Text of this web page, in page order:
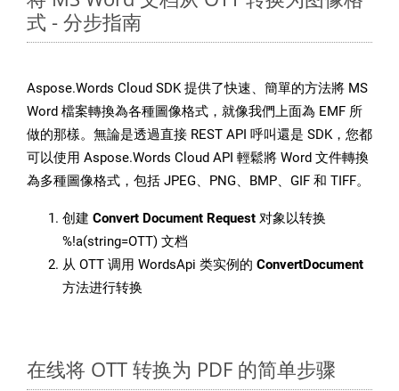
式 - 分步指南
Aspose.Words Cloud SDK 提供了快速、簡單的方法將 MS
Word 檔案轉換為各種圖像格式，就像我們上面為 EMF 所
做的那樣。無論是透過直接 REST API 呼叫還是 SDK，您都
可以使用 Aspose.Words Cloud API 輕鬆將 Word 文件轉換
為多種圖像格式，包括 JPEG、PNG、BMP、GIF 和 TIFF。
创建 Convert Document Request 对象以转换
%!a(string=OTT) 文档
从 OTT 调用 WordsApi 类实例的 ConvertDocument
方法进行转换
在线将 OTT 转换为 PDF 的简单步骤